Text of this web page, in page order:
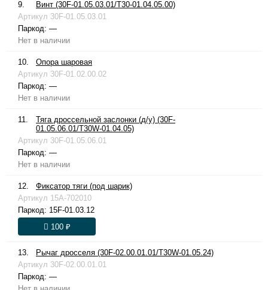
9.
Винт (30F-01.05.03.01/T30-01.04.05.00)
Артикул 30F-01.05.03.01
Паркод: —
Нет в наличии
10.
Опора шаровая
Артикул 30F-01.02.00.02
Паркод: —
Нет в наличии
11.
Тяга дроссельной заслонки (д/у) (30F-
01.05.06.01/T30W-01.04.05)
Артикул 30F-01.05.06.01
Паркод: —
Нет в наличии
12.
Фиксатор тяги (под шарик)
Артикул 15A-702010
Паркод: 15F-01.03.12
100 ₽
13.
Рычаг дросселя (30F-02.00.01.01/T30W-01.05.24)
Артикул 30F-02.00.01.01
Паркод: —